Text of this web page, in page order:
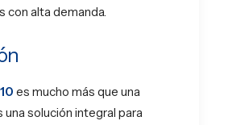
con alta demanda.
es mucho más que una
una solución integral para